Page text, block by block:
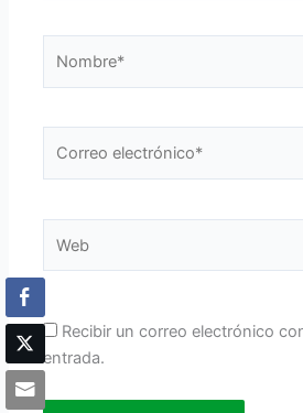
electrónico*
Recibir un correo electrónico
entrada.